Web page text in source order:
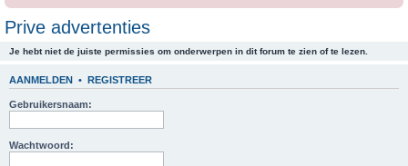
Prive advertenties
Je hebt niet de juiste permissies om onderwerpen in dit forum te zien of te lezen.
AANMELDEN • REGISTREER
Gebruikersnaam:
Wachtwoord: